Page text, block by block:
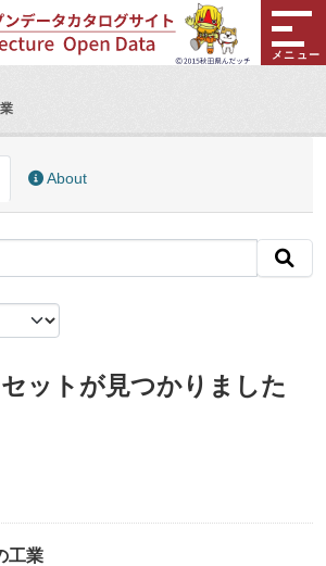
メニュー
About
ットが見つかりました
工業